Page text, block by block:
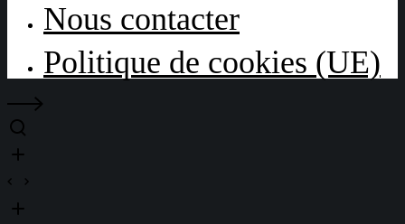
Nous contacter
Politique de cookies (UE)